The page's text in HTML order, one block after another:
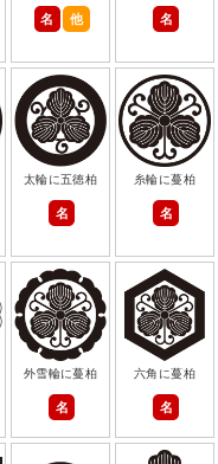
名 他 名
太輪に五徳柏
名
糸輪に蔓柏
名
外雪輪に蔓柏
名
六角に蔓柏
名